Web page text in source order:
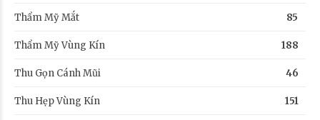
Thẩm Mỹ Mắt 85
Thẩm Mỹ Vùng Kín 188
Thu Gọn Cánh Mũi 46
Thu Hẹp Vùng Kín 151